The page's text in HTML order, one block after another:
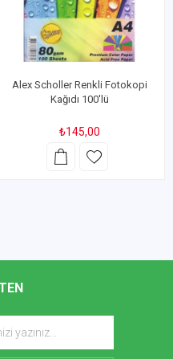
Alex Scholler Renkli Fotokopi
Kağıdı 100'lü
₺145,00